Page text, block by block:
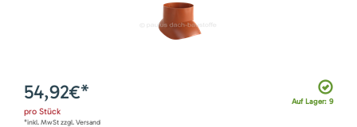
Auf Lager: 9
54,92€*
pro Stück
*inkl. MwSt zzgl. Versand